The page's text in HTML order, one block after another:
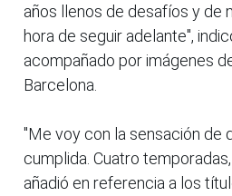
años llenos de desafíos y de
hora de seguir adelante",
acompañado por imágenes
Barcelona.
"Me voy con la sensación de
cumplida. Cuatro
añadió en referencia a los